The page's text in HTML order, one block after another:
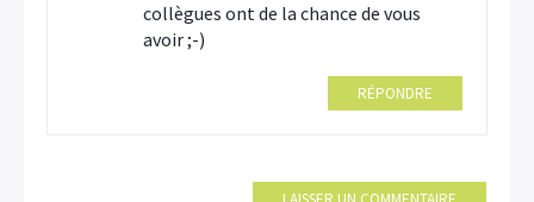
collègues ont de la chance de vous
avoir ;-)
RÉPONDRE